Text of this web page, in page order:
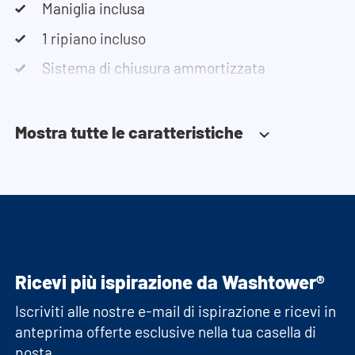
telefonicamente o via e-mail.
Nota bene: gli armadi vengono consegnati in kit.
Maniglia inclusa
1 ripiano incluso
Sistema di chiusura ammortizzata
Mostra tutte le caratteristiche
Ricevi più ispirazione da Washtower®
Iscriviti alle nostre e-mail di ispirazione e ricevi in
anteprima offerte esclusive nella tua casella di